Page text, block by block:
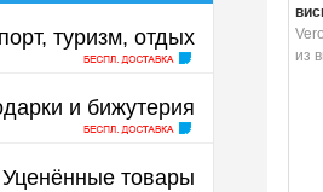
туризм, отдых
и бижутерия
Уценённые товары
из